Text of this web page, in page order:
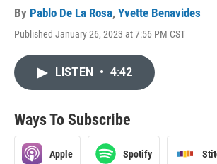
By Pablo De La Rosa, Yvette Benavides
Published January 26, 2023 at 7:56 PM CST
LISTEN • 4:42
Ways To Subscribe
Apple Spotify